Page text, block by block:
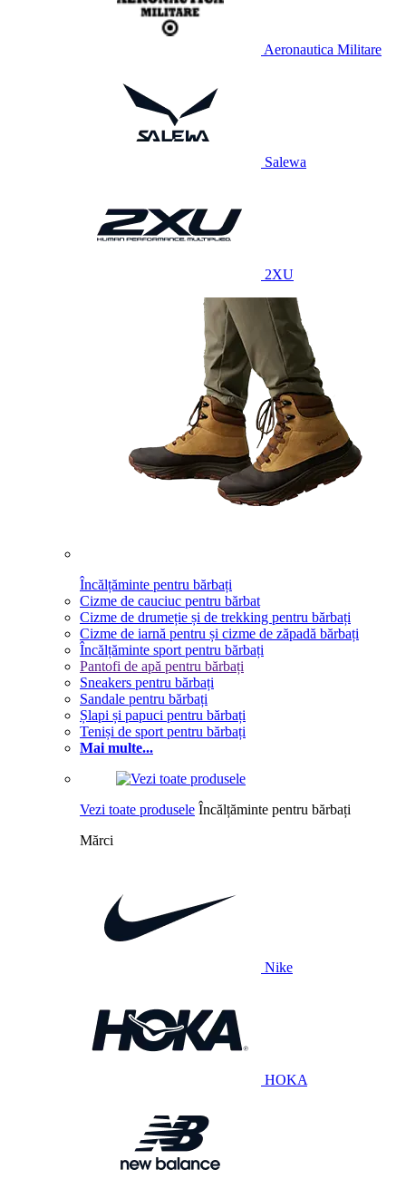
Aeronautica Militare
Salewa
2XU
Încălțăminte pentru bărbați
Cizme de cauciuc pentru bărbat
Cizme de drumeție și de trekking pentru bărbați
Cizme de iarnă pentru și cizme de zăpadă bărbați
Încălțăminte sport pentru bărbați
Pantofi de apă pentru bărbați
Sneakers pentru bărbați
Sandale pentru bărbați
Șlapi și papuci pentru bărbați
Teniși de sport pentru bărbați
Mai multe...
Vezi toate produsele Încălțăminte pentru bărbați
Mărci
Nike
HOKA